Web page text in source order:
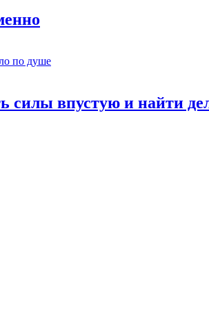
силы впустую и найти